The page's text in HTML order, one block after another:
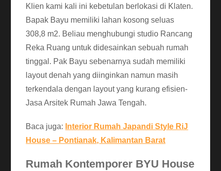
Klien kami kali ini kebetulan berlokasi di Klaten.
Bapak Bayu memiliki lahan kosong seluas
308,8 m2. Beliau menghubungi studio Rancang
Reka Ruang untuk didesainkan sebuah rumah
tinggal. Pak Bayu sebenarnya sudah memiliki
layout denah yang diinginkan namun masih
terkendala dengan layout yang kurang efisien-
Jasa Arsitek Rumah Jawa Tengah.
Baca juga: Interior Rumah Japandi Style RiJ
House – Pontianak, Kalimantan Barat
Rumah Kontemporer BYU House